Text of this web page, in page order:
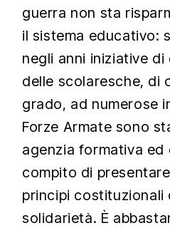
guerra non sta
il sistema educativo:
negli anni iniziative
delle scolaresche, di
grado, ad numerose
Forze Armate sono
agenzia formativa ed
compito di
principi costituzionali
solidarietà. È